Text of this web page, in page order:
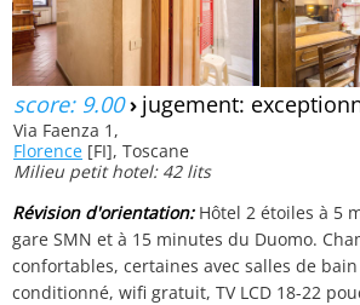
score: 9.00› jugement:
Via Faenza 1,
Florence [FI], Toscane
Milieu petit hotel: 42 lits
Révision d'orientation:Hôtel 2 étoiles à 5
gare SMN et à 15 minutes du Duomo.
confortables, certaines avec salles de
conditionné, wifi gratuit, TV LCD 18-22